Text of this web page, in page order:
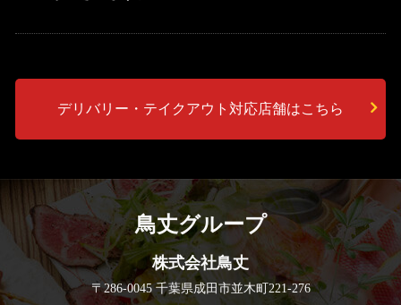
デリバリー・テイクアウト対応店舗はこちら
鳥丈グループ
株式会社鳥丈
〒286-0045 千葉県成田市並木町221-276